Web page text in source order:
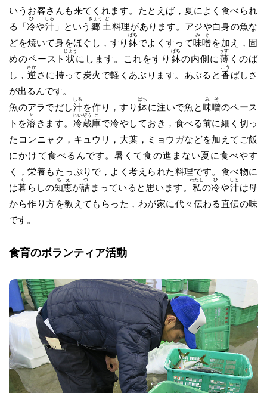
いうお客さんも来てくれます。たとえば，夏によく食べられ
る「冷
ひ
や汁
しる
」という 郷
きょう
土
ど
料理があります。アジや白身の魚な
どを焼いて身をほぐし，すり 鉢
ばち
でよくすって味
み
噌
そ
を加え，固
めのペースト 状
じょう
にします。これをすり 鉢
ばち
の内側に 薄
うす
くのば
し， 逆
さか
さに持って炭火で軽くあぶります。あぶると 香
こう
ばしさ
が出るんです。
魚のアラでだし汁
じる
を作り，すり 鉢
ばち
に注いで魚と味
み
噌
そ
のペース
トを溶
と
きます。 冷
れい
蔵
ぞう
庫
こ
で冷やしておき，食べる前に細く切っ
たコンニャク，キュウリ，大葉，ミョウガなどを加えてご飯
にかけて食べるんです。暑くて食の進まない夏に食べやす
く，栄養もたっぷりで，よく考えられた料理です。食べ物に
は暮
く
らしの知
ち
恵
え
が詰
つ
まっていると思います。 私
わたし
の冷
ひ
や汁
しる
は母
から作り方を教えてもらった，わが家に代々伝わる直伝の味
です。
食育のボランティア活動